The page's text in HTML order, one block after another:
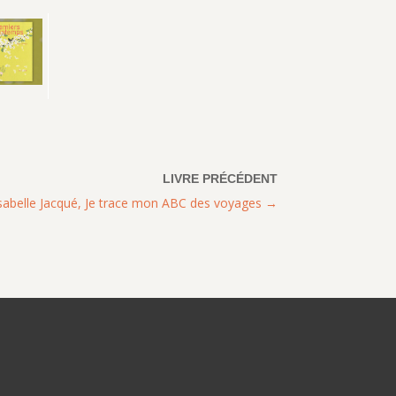
Jacqué, Je trace mon ABC des voyages